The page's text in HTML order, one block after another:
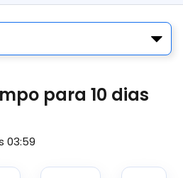
para 10 dias
03:59